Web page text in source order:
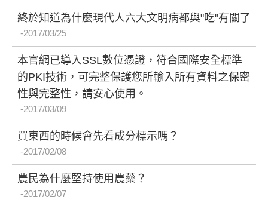
終於知道為什麼現代人六大文明病都與"吃"有關了
2017/03/25
本官網已導入SSL數位憑證，符合國際安全標準
的PKI技術，可完整保護您所輸入所有資料之保密
性與完整性，請安心使用。
2017/03/09
買東西的時候會先看成分標示嗎？
2017/02/08
農民為什麼堅持使用農藥？
2017/02/07